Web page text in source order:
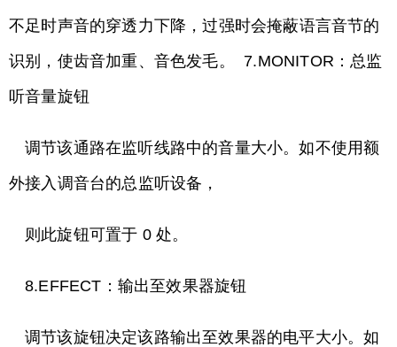
不足时声音的穿透力下降，过强时会掩蔽语言音节的
识别，使齿音加重、音色发毛。 7.MONITOR：总监
听音量旋钮
调节该通路在监听线路中的音量大小。如不使用额
外接入调音台的总监听设备，
则此旋钮可置于 0 处。
8.EFFECT：输出至效果器旋钮
调节该旋钮决定该路输出至效果器的电平大小。如